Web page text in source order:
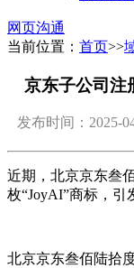
网页沟通
当前位置： 首页>>
京东子公司注
发布时间：2025-
近期，北京京东叁
枚“JoyAI”商标，引
北京京东叁佰陆拾